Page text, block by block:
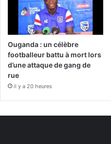
Ouganda : un célèbre
footballeur battu à mort lors
d’une attaque de gang de
rue
il y a 20 heures